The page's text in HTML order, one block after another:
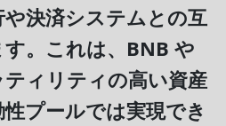
決済システムとの互
。これは、 BNB や
ィリティの高い資産
プールでは実現でき